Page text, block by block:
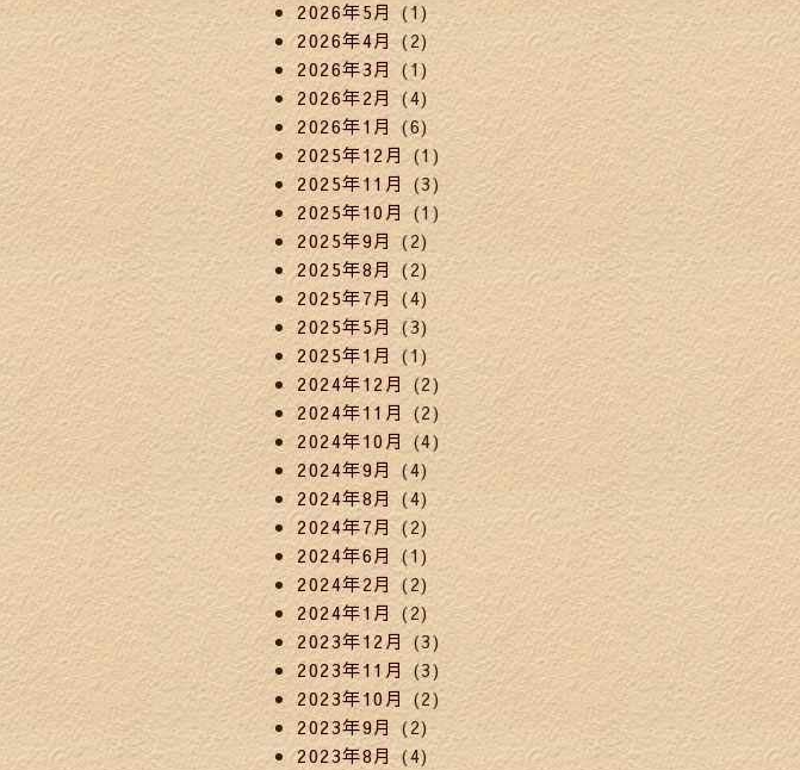
2026年5月(1)
2026年4月(2)
2026年3月 (1)
2026年2月(4)
2026年1月(6)
2025年12月 (1)
2025年11月 (3)
2025年10月(1)
2025年9月 (2)
2025年8月(2)
2025年7月(4)
2025年5月(3)
2025年1月 (1)
2024年12月 (2)
2024年11月 (2)
2024年10月 (4)
2024年9月 (4)
2024年8月(4)
2024年7月(2)
2024年6月 (1)
2024年2月 (2)
2024年1月 (2)
2023年12月(3)
2023年11月 (3)
2023年10月 (2)
2023年9月(2)
2023年8月(4)